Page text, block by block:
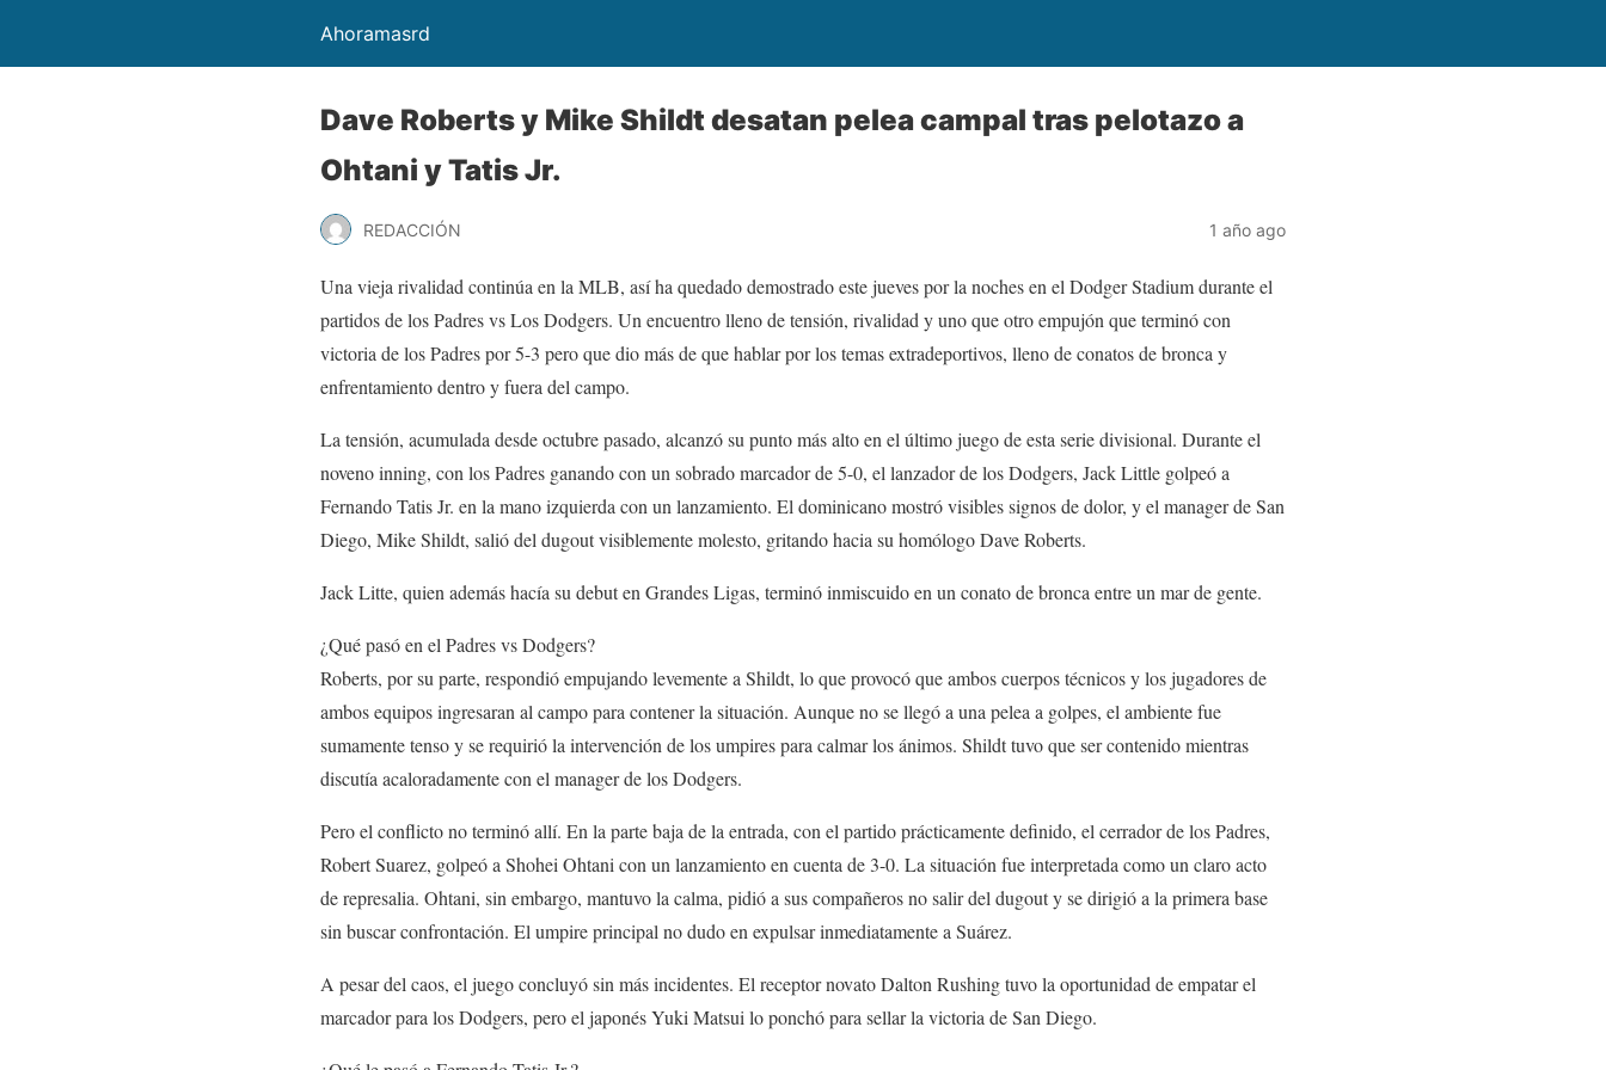
Ahoramasrd
Dave Roberts y Mike Shildt desatan pelea campal tras pelotazo a
Ohtani y Tatis Jr.
REDACCIÓN 1 año ago
Una vieja rivalidad continúa en la MLB, así ha quedado demostrado este jueves por la noches en el Dodger Stadium durante el
partidos de los Padres vs Los Dodgers. Un encuentro lleno de tensión, rivalidad y uno que otro empujón que terminó con
victoria de los Padres por 5-3 pero que dio más de que hablar por los temas extradeportivos, lleno de conatos de bronca y
enfrentamiento dentro y fuera del campo.
La tensión, acumulada desde octubre pasado, alcanzó su punto más alto en el último juego de esta serie divisional. Durante el
noveno inning, con los Padres ganando con un sobrado marcador de 5-0, el lanzador de los Dodgers, Jack Little golpeó a
Fernando Tatis Jr. en la mano izquierda con un lanzamiento. El dominicano mostró visibles signos de dolor, y el manager de San
Diego, Mike Shildt, salió del dugout visiblemente molesto, gritando hacia su homólogo Dave Roberts.
Jack Litte, quien además hacía su debut en Grandes Ligas, terminó inmiscuido en un conato de bronca entre un mar de gente.
¿Qué pasó en el Padres vs Dodgers?
Roberts, por su parte, respondió empujando levemente a Shildt, lo que provocó que ambos cuerpos técnicos y los jugadores de
ambos equipos ingresaran al campo para contener la situación. Aunque no se llegó a una pelea a golpes, el ambiente fue
sumamente tenso y se requirió la intervención de los umpires para calmar los ánimos. Shildt tuvo que ser contenido mientras
discutía acaloradamente con el manager de los Dodgers.
Pero el conflicto no terminó allí. En la parte baja de la entrada, con el partido prácticamente definido, el cerrador de los Padres,
Robert Suarez, golpeó a Shohei Ohtani con un lanzamiento en cuenta de 3-0. La situación fue interpretada como un claro acto
de represalia. Ohtani, sin embargo, mantuvo la calma, pidió a sus compañeros no salir del dugout y se dirigió a la primera base
sin buscar confrontación. El umpire principal no dudo en expulsar inmediatamente a Suárez.
A pesar del caos, el juego concluyó sin más incidentes. El receptor novato Dalton Rushing tuvo la oportunidad de empatar el
marcador para los Dodgers, pero el japonés Yuki Matsui lo ponchó para sellar la victoria de San Diego.